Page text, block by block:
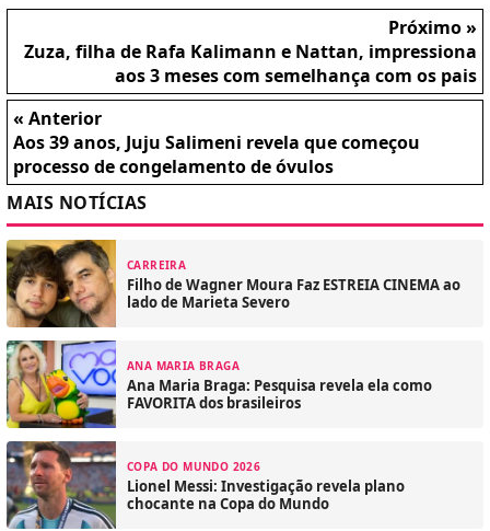
Próximo »
Zuza, filha de Rafa Kalimann e Nattan, impressiona
aos 3 meses com semelhança com os pais
« Anterior
Aos 39 anos, Juju Salimeni revela que começou
processo de congelamento de óvulos
MAIS NOTÍCIAS
CARREIRA
Filho de Wagner Moura Faz ESTREIA CINEMA ao
lado de Marieta Severo
ANA MARIA BRAGA
Ana Maria Braga: Pesquisa revela ela como
FAVORITA dos brasileiros
COPA DO MUNDO 2026
Lionel Messi: Investigação revela plano
chocante na Copa do Mundo